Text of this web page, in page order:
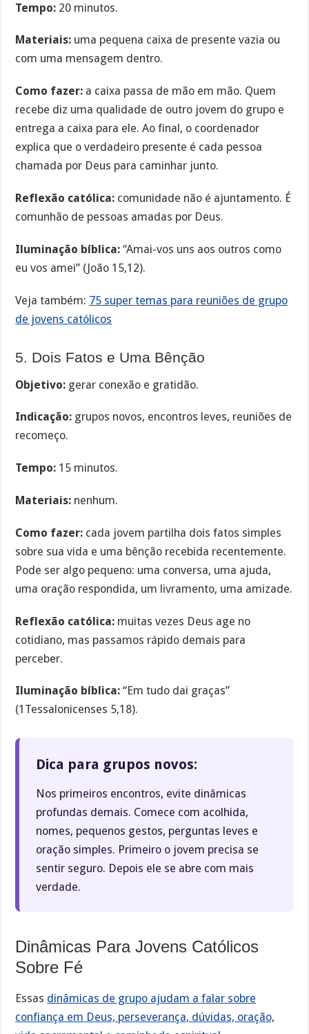
Tempo: 20 minutos.
Materiais: uma pequena caixa de presente vazia ou
com uma mensagem dentro.
Como fazer: a caixa passa de mão em mão. Quem
recebe diz uma qualidade de outro jovem do grupo e
entrega a caixa para ele. Ao final, o coordenador
explica que o verdadeiro presente é cada pessoa
chamada por Deus para caminhar junto.
Reflexão católica: comunidade não é ajuntamento. É
comunhão de pessoas amadas por Deus.
Iluminação bíblica: “Amai-vos uns aos outros como
eu vos amei” (João 15,12).
Veja também: 75 super temas para reuniões de grupo
de jovens católicos
5. Dois Fatos e Uma Bênção
Objetivo: gerar conexão e gratidão.
Indicação: grupos novos, encontros leves, reuniões de
recomeço.
Tempo: 15 minutos.
Materiais: nenhum.
Como fazer: cada jovem partilha dois fatos simples
sobre sua vida e uma bênção recebida recentemente.
Pode ser algo pequeno: uma conversa, uma ajuda,
uma oração respondida, um livramento, uma amizade.
Reflexão católica: muitas vezes Deus age no
cotidiano, mas passamos rápido demais para
perceber.
Iluminação bíblica: “Em tudo dai graças”
(1Tessalonicenses 5,18).
Dica para grupos novos:
Nos primeiros encontros, evite dinâmicas
profundas demais. Comece com acolhida,
nomes, pequenos gestos, perguntas leves e
oração simples. Primeiro o jovem precisa se
sentir seguro. Depois ele se abre com mais
verdade.
Dinâmicas Para Jovens Católicos
Sobre Fé
Essas dinâmicas de grupo ajudam a falar sobre
confiança em Deus, perseverança, dúvidas, oração,